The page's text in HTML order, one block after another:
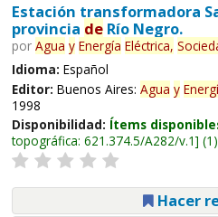
Estación transformadora
provincia deRío Negro.
por Agua y Energía Eléctrica,
Idioma: Español
Editor: Buenos Aires: Agua y
1998
Disponibilidad: Ítems
topográfica: 621.374.5/A282/v.1
Hacer